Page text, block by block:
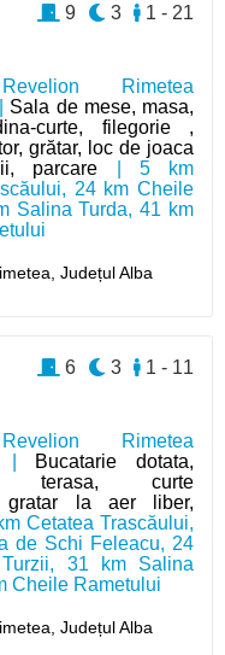
Rimetea
Sala de mese, masa,
curte, filegorie ,
grătar, loc de joaca
parcare | 5 km
24 km Cheile
Salina Turda, 41 km
Județul Alba
1 - 21
3
9
Rimetea
| Bucatarie dotata,
terasa, curte
gratar la aer liber,
Cetatea Trascăului,
de Schi Feleacu, 24
31 km Salina
Cheile Rametului
Județul Alba
1 - 11
3
6